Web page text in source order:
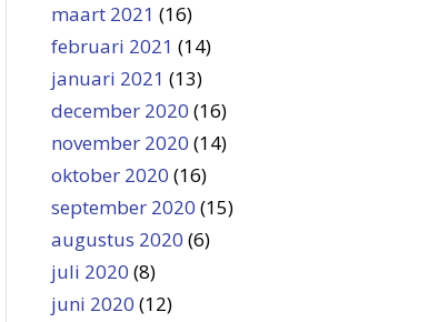
maart 2021 (16)
februari 2021 (14)
januari 2021 (13)
december 2020 (16)
november 2020 (14)
oktober 2020 (16)
september 2020 (15)
augustus 2020 (6)
juli 2020 (8)
juni 2020 (12)